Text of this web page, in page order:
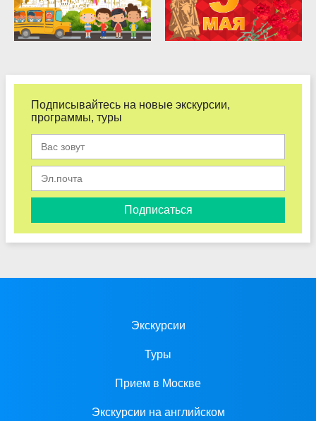
Подписывайтесь на новые экскурсии,
программы, туры
Подписаться
Экскурсии
Туры
Прием в Москве
Экскурсии на английском